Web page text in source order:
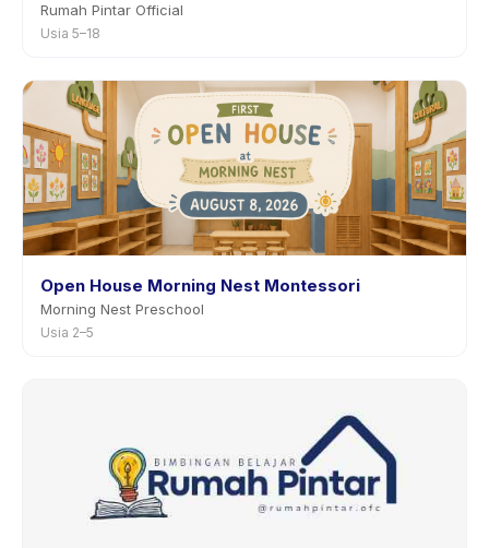
Rumah Pintar Official
Usia 5–18
Open House Morning Nest Montessori
Morning Nest Preschool
Usia 2–5